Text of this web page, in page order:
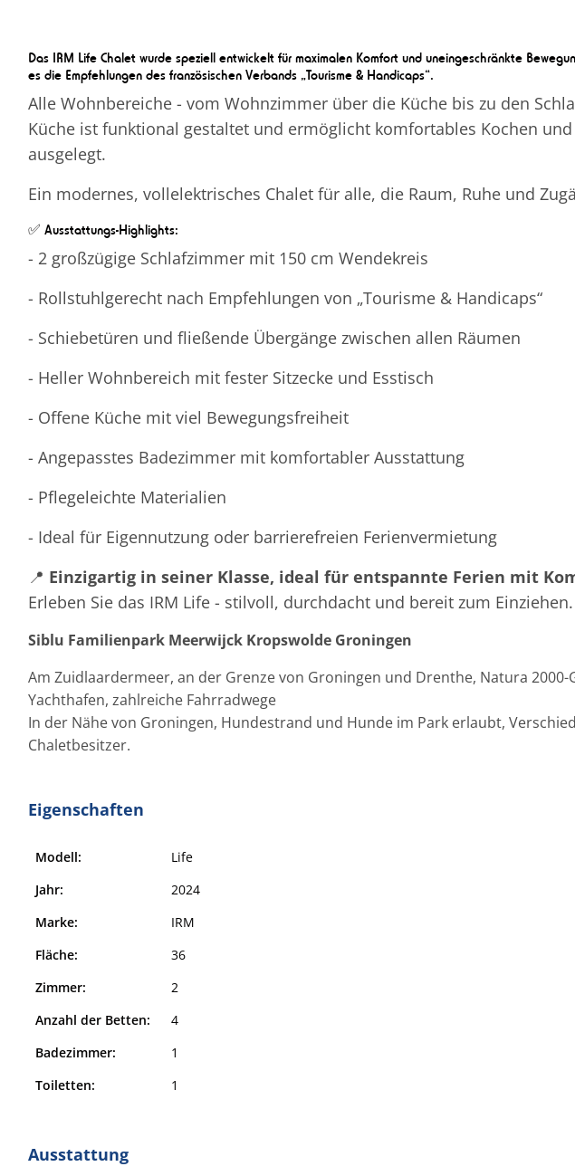
Das IRM Life Chalet wurde speziell entwickelt für maximalen Komfort und uneingeschränkte
es die Empfehlungen des französischen Verbands „Tourisme & Handicaps“.
Alle Wohnbereiche - vom Wohnzimmer über die Küche bis zu den
Küche ist funktional gestaltet und ermöglicht komfortables Kochen
ausgelegt.
Ein modernes, vollelektrisches Chalet für alle, die Raum, Ruhe und
✅ Ausstattungs-Highlights:
- 2 großzügige Schlafzimmer mit 150 cm Wendekreis
- Rollstuhlgerecht nach Empfehlungen von „Tourisme & Handicaps“
- Schiebetüren und fließende Übergänge zwischen allen Räumen
- Heller Wohnbereich mit fester Sitzecke und Esstisch
- Offene Küche mit viel Bewegungsfreiheit
- Angepasstes Badezimmer mit komfortabler Ausstattung
- Pflegeleichte Materialien
- Ideal für Eigennutzung oder barrierefreien Ferienvermietung
📍 Einzigartig in seiner Klasse, ideal für entspannte Ferien mit
Erleben Sie das IRM Life - stilvoll, durchdacht und bereit zum Einziehen.
Siblu Familienpark Meerwijck Kropswolde Groningen
Am Zuidlaardermeer, an der Grenze von Groningen und Drenthe, Natura
Yachthafen, zahlreiche Fahrradwege
In der Nähe von Groningen, Hundestrand und Hunde im Park erlaubt,
Chaletbesitzer.
Eigenschaften
Modell:
Life
Jahr:
2024
Marke:
IRM
Fläche:
36
Zimmer:
2
Anzahl der Betten:
4
Badezimmer:
1
Toiletten:
1
Ausstattung